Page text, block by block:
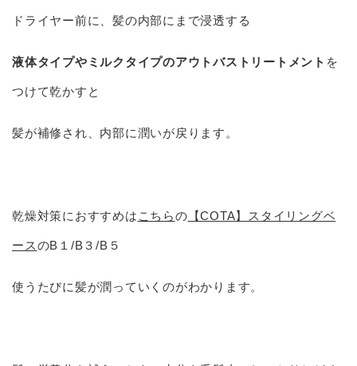
ドライヤー前に、髪の内部にまで浸透する
液体タイプやミルクタイプのアウトバストリートメント を
つけて乾かすと
髪が補修され、内部に潤いが戻ります。
乾燥対策におすすめは こちらの 【COTA】スタイリングベ
ースのB１/B３/B５
使うたびに髪が潤っていくのがわかります。